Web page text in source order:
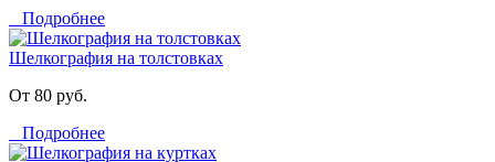
Подробнее
Шелкография на толстовках
От 80 руб.
Подробнее